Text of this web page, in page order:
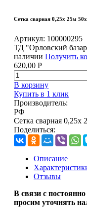
Сетка сварная 0,25х 25м
Артикул: 100000295
ТД "Орловский
наличии Получить
620,00 Р
В корзину
Купить в 1 клик
Производитель:
РФ
Сетка сварная
Поделиться:
Описание
Отзывы
В связи с
просим уточнять